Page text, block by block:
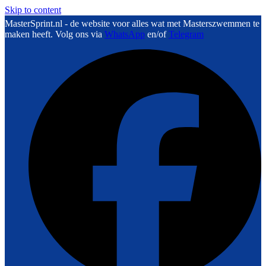
Skip to content
MasterSprint.nl - de website voor alles wat met Masterszwemmen te
maken heeft. Volg ons via WhatsApp en/ofTelegram